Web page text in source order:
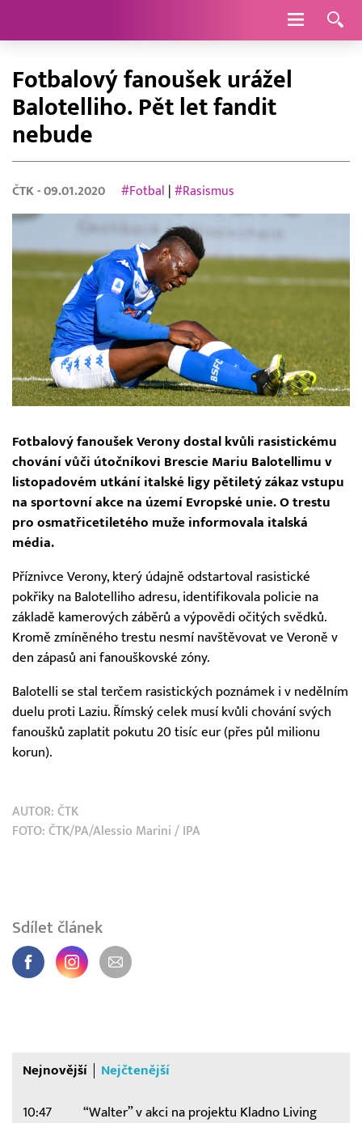
Navigace
Fotbalový fanoušek urážel
Balotelliho. Pět let fandit
nebude
ČTK - 09.01.2020 #Fotbal |#Rasismus
Fotbalový fanoušek Verony dostal kvůli rasistickému
chování vůči útočníkovi Brescie Mariu Balotellimu v
listopadovém utkání italské ligy pětiletý zákaz vstupu
na sportovní akce na území Evropské unie. O trestu
pro osmatřicetiletého muže informovala italská
média.
Příznivce Verony, který údajně odstartoval rasistické
pokřiky na Balotelliho adresu, identifikovala policie na
základě kamerových záběrů a výpovědi očitých svědků.
Kromě zmíněného trestu nesmí navštěvovat ve Veroně v
den zápasů ani fanouškovské zóny.
Balotelli se stal terčem rasistických poznámek i v nedělním
duelu proti Laziu. Římský celek musí kvůli chování svých
fanoušků zaplatit pokutu 20 tisíc eur (přes půl milionu
korun).
AUTOR: ČTK
FOTO: ČTK/PA/Alessio Marini / IPA
Sdílet článek
Nejnovější Nejčtenější
10:47 “Walter” v akci na projektu Kladno Living